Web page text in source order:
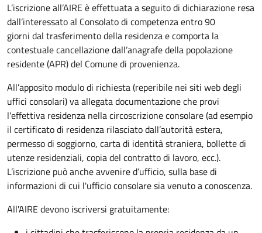
L’iscrizione all’AIRE è effettuata a seguito di dichiarazione resa
dall’interessato al Consolato di competenzaentro90
giorni dal trasferimento della residenzae comporta la
contestuale cancellazione dall’anagrafe della popolazione
residente (APR) del Comune di provenienza.
All’apposito modulo di richiesta (reperibile nei siti web degli
uffici consolari) va allegata documentazione che provi
l'effettiva residenza nella circoscrizione consolare (ad esempio
il certificato di residenza rilasciato dall’autorità estera,
permesso di soggiorno, carta di identità straniera, bollette di
utenze residenziali, copia del contratto di lavoro, ecc.).
L’iscrizione può anche avvenire d’ufficio, sulla base di
informazioni di cui l'ufficio consolare sia venuto a conoscenza.
All'AIRE devono iscriversi gratuitamente: